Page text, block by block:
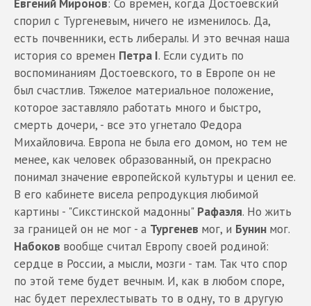
Евгений Миронов: Со времен, когда Достоевский
спорил с Тургеневым, ничего не изменилось. Да,
есть почвенники, есть либералы. И это вечная наша
история со времен Петра I. Если судить по
воспоминаниям Достоевского, то в Европе он не
был счастлив. Тяжелое материальное положение,
которое заставляло работать много и быстро,
смерть дочери, - все это угнетало Федора
Михайловича. Европа не была его домом, но тем не
менее, как человек образованный, он прекрасно
понимал значение европейской культуры и ценил ее.
В его кабинете висела репродукция любимой
картины - "Сикстинской мадонны" Рафаэля. Но жить
за границей он не мог - а Тургенев мог, и Бунин мог.
Набоков вообще считал Европу своей родиной:
сердце в России, а мысли, мозги - там. Так что спор
по этой теме будет вечным. И, как в любом споре,
нас будет перехлестывать то в одну, то в другую